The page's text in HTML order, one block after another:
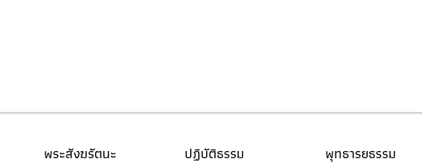
พระสังฆรัตนะ ปฏิบัติธรรม พุทธารยธรรม